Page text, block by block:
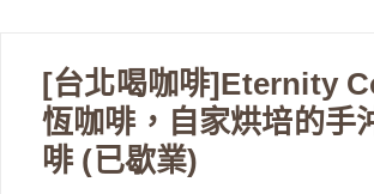
[台北喝咖啡]Eternity
恆咖啡，自家烘培的手
啡 (已歇業)